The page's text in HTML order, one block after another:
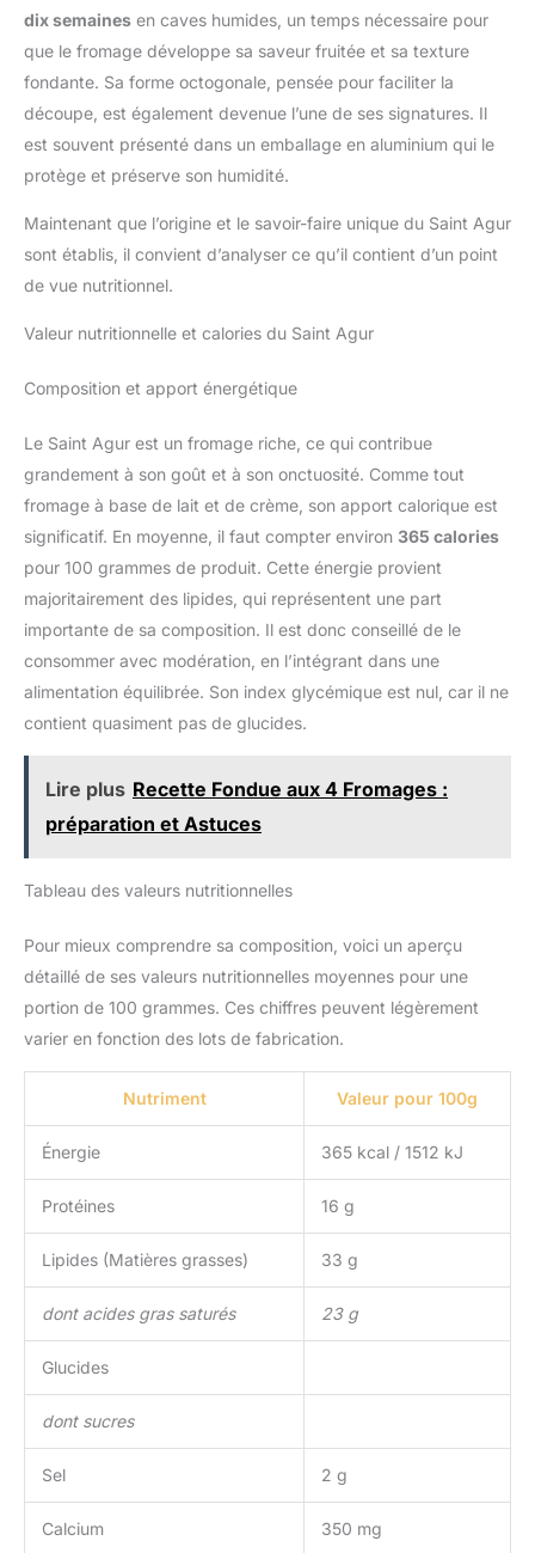
dix semaines en caves humides, un temps nécessaire pour
que le fromage développe sa saveur fruitée et sa texture
fondante. Sa forme octogonale, pensée pour faciliter la
découpe, est également devenue l’une de ses signatures. Il
est souvent présenté dans un emballage en aluminium qui le
protège et préserve son humidité.
Maintenant que l’origine et le savoir-faire unique du Saint Agur
sont établis, il convient d’analyser ce qu’il contient d’un point
de vue nutritionnel.
Valeur nutritionnelle et calories du Saint Agur
Composition et apport énergétique
Le Saint Agur est un fromage riche, ce qui contribue
grandement à son goût et à son onctuosité. Comme tout
fromage à base de lait et de crème, son apport calorique est
significatif. En moyenne, il faut compter environ 365 calories
pour 100 grammes de produit. Cette énergie provient
majoritairement des lipides, qui représentent une part
importante de sa composition. Il est donc conseillé de le
consommer avec modération, en l’intégrant dans une
alimentation équilibrée. Son index glycémique est nul, car il ne
contient quasiment pas de glucides.
Lire plus Recette Fondue aux 4 Fromages :
préparation et Astuces
Tableau des valeurs nutritionnelles
Pour mieux comprendre sa composition, voici un aperçu
détaillé de ses valeurs nutritionnelles moyennes pour une
portion de 100 grammes. Ces chiffres peuvent légèrement
varier en fonction des lots de fabrication.
Nutriment Valeur pour 100g
Énergie 365 kcal / 1512 kJ
Protéines 16 g
Lipides (Matières grasses) 33 g
dont acides gras saturés 23 g
Glucides
dont sucres
Sel 2 g
Calcium 350 mg